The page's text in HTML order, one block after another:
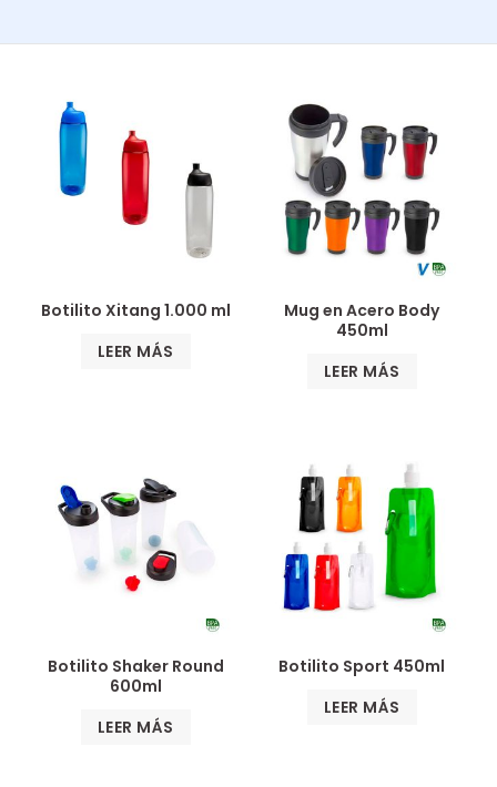
Botilito Xitang 1.000 ml
LEER MÁS
Mug en Acero Body
450ml
LEER MÁS
Botilito Shaker Round
600ml
LEER MÁS
Botilito Sport 450ml
LEER MÁS